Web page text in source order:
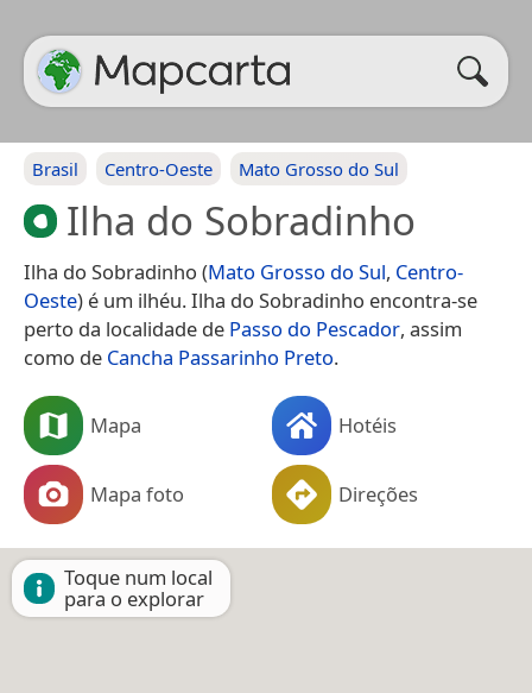
Brasil Centro-Oeste Mato Grosso do Sul
Ilha do Sobradinho
Ilha do Sobradinho (Mato Grosso do Sul, Centro-
Oeste) é um ilhéu. Ilha do Sobradinho encontra-se
perto da localidade de Passo do Pescador, assim
como de Cancha Passarinho Preto.
Mapa Hotéis
Mapa foto Direções
Toque num local
para o explorar